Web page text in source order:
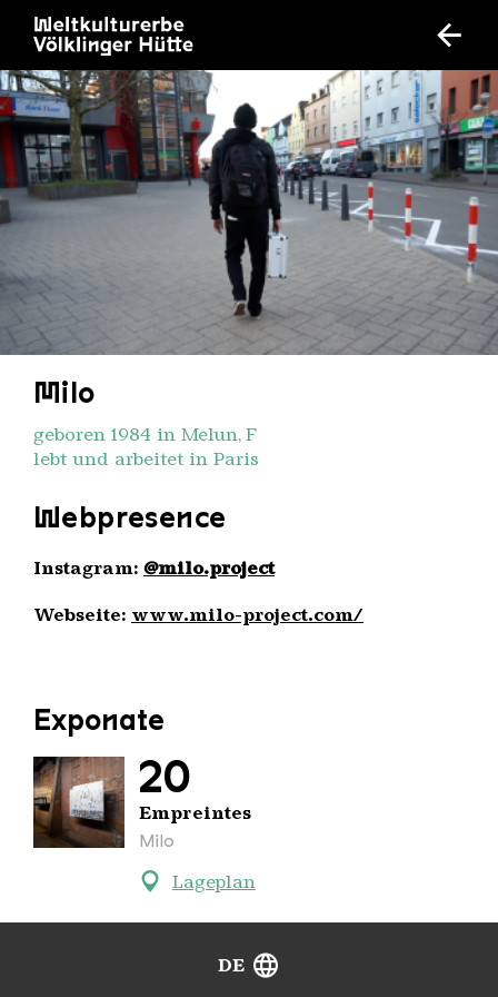
Milo
geboren 1984 in Melun, F
lebt und arbeitet in Paris
Webpresence
Instagram: @milo.project
Webseite: www.milo-project.com/
Exponate
20
Empreintes
Milo
Lageplan
DE